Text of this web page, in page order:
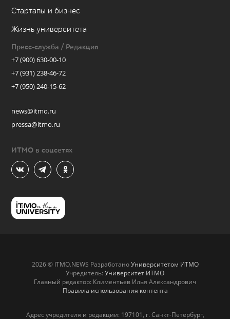
Стартапы и бизнес
Жизнь университета
Пресс-служба / Редакция
+7 (900) 630-00-10
+7 (931) 238-46-72
+7 (950) 240-15-62
news@itmo.ru
pressa@itmo.ru
ИТМО в соцсетях
2026 © ITMO.NEWS РазработаноУниверситетом ИТМО
Учредитель: Университет ИТМО
Главный редактор: Климентьев Илья Александрович
Правила использования контента
Адрес учредителя и редакции: 197101, г. Санкт-Петербург,